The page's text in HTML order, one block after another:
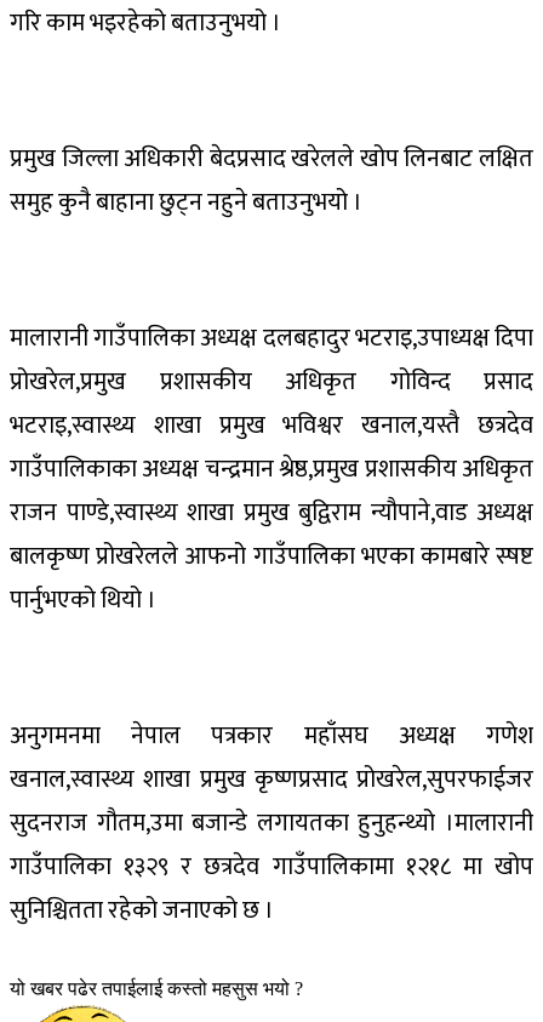
गरि काम भइरहेको बताउनुभयो ।
प्रमुख जिल्ला अधिकारी बेदप्रसाद खरेलले खोप लिनबाट लक्षित
समुह कुनै बाहाना छुट्न नहुने बताउनुभयो ।
मालारानी गाउँपालिका अध्यक्ष दलबहादुर भटराइ,उपाध्यक्ष दिपा
प्रोखरेल,प्रमुख प्रशासकीय अधिकृत गोविन्द प्रसाद
भटराइ,स्वास्थ्य शाखा प्रमुख भविश्वर खनाल,यस्तै छत्रदेव
गाउँपालिकाका अध्यक्ष चन्द्रमान श्रेष्ठ,प्रमुख प्रशासकीय अधिकृत
राजन पाण्डे,स्वास्थ्य शाखा प्रमुख बुद्विराम न्यौपाने,वाड अध्यक्ष
बालकृष्ण प्रोखरेलले आफनो गाउँपालिका भएका कामबारे स्षष्ट
पार्नुभएको थियो ।
अनुगमनमा नेपाल पत्रकार महाँसघ अध्यक्ष गणेश
खनाल,स्वास्थ्य शाखा प्रमुख कृष्णप्रसाद प्रोखरेल,सुपरफाईजर
सुदनराज गौतम,उमा बजान्डे लगायतका हुनुहन्थ्यो ।मालारानी
गाउँपालिका १३२९ र छत्रदेव गाउँपालिकामा १२१८ मा खोप
सुनिश्चितता रहेको जनाएको छ ।
यो खबर पढेर तपाईलाई कस्तो महसुस भयो ?